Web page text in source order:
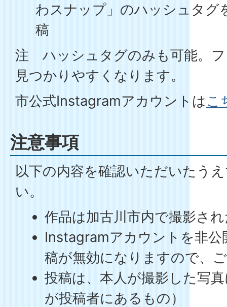
わスナップ」のハッシュタグ
稿
注 ハッシュタグのみも可能。
見つかりやすくなります。
市公式Instagramアカウントはこ
注意事項
以下の内容を確認いただいたう
い。
作品は加古川市内で撮影さ
Instagramアカウントを非
稿が無効になりますので、
投稿は、本人が撮影した写
が投稿者にあるもの）